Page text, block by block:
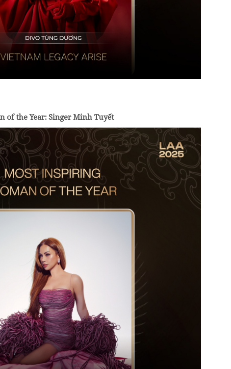
of the Year: Singer Minh Tuyết